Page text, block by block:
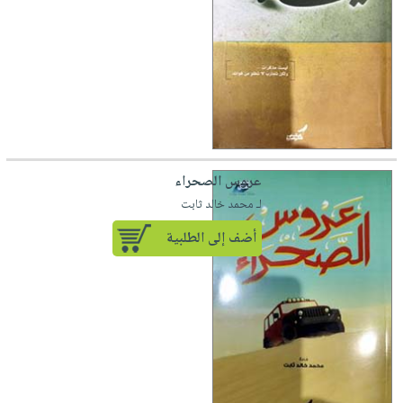
عروس الصحراء
لـ محمد خالد ثابت
أضف إلى الطلبية